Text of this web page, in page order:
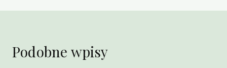
Podobne wpisy